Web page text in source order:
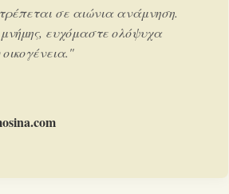
σε αιώνια ανάμνηση.
ευχόμαστε ολόψυχα